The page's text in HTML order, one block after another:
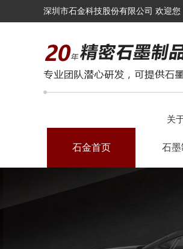
深圳市石金科技股份有限公司 欢迎您
关
石金首页 石墨